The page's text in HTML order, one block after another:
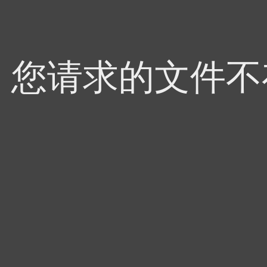
您请求的文件